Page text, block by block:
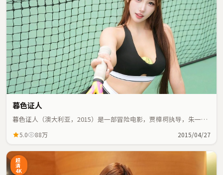
暮色证人
暮色证人（澳大利亚，2015）是一部冒险电影，贾樟柯执导，朱一
5.0 88万 2015/04/27
超
清
4K